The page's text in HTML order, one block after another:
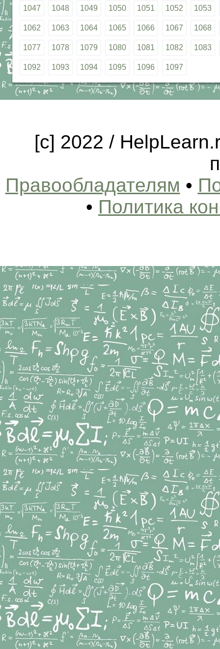
1047 1048 1049 1050 1051 1052 1053
1062 1063 1064 1065 1066 1067 1068
1077 1078 1079 1080 1081 1082 1083
1092 1093 1094 1095 1096 1097
[c] 2022 /
Правообладателям •
• Политика